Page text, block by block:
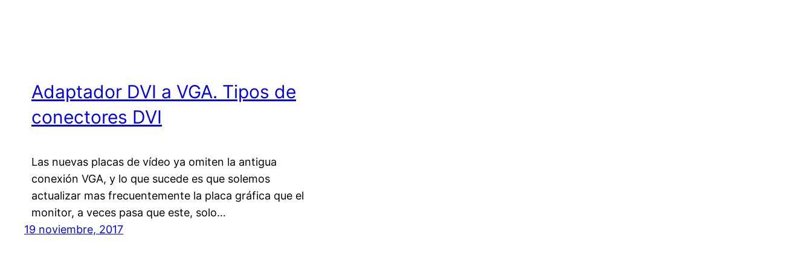
Adaptador DVI a VGA. Tipos de
conectores DVI
Las nuevas placas de vídeo ya omiten la antigua
conexión VGA, y lo que sucede es que solemos
actualizar mas frecuentemente la placa gráfica que el
monitor, a veces pasa que este, solo…
19 noviembre, 2017